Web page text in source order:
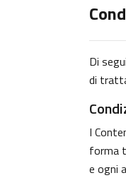
Di
di
I
forma
e ogni